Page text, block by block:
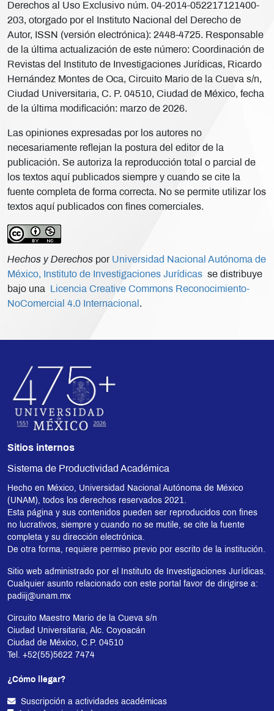
Derechos al Uso Exclusivo núm. 04-2014-052217121400-
203, otorgado por el Instituto Nacional del Derecho de
Autor, ISSN (versión electrónica): 2448-4725. Responsable
de la última actualización de este número: Coordinación de
Revistas del Instituto de Investigaciones Jurídicas, Ricardo
Hernández Montes de Oca, Circuito Mario de la Cueva s/n,
Ciudad Universitaria, C. P. 04510, Ciudad de México, fecha
de la última modificación: marzo de 2026.
Las opiniones expresadas por los autores no
necesariamente reflejan la postura del editor de la
publicación. Se autoriza la reproducción total o parcial de
los textos aquí publicados siempre y cuando se cite la
fuente completa de forma correcta. No se permite utilizar los
textos aquí publicados con fines comerciales.
Hechos y Derechos por Universidad Nacional Autónoma de
México, Instituto de Investigaciones Jurídicas se distribuye
bajo una
Licencia Creative Commons Reconocimiento-
NoComercial 4.0 Internacional .
Sitios internos
Sistema de Productividad Académica
Hecho en México, Universidad Nacional Autónoma de México
(UNAM), todos los derechos reservados 2021.
Esta página y sus contenidos pueden ser reproducidos con fines
no lucrativos, siempre y cuando no se mutile, se cite la fuente
completa y su dirección electrónica.
De otra forma, requiere permiso previo por escrito de la institución.
Sitio web administrado por el Instituto de Investigaciones Jurídicas.
Cualquier asunto relacionado con este portal favor de dirigirse a:
padiij@unam.mx
Circuito Maestro Mario de la Cueva s/n
Ciudad Universitaria, Alc. Coyoacán
Ciudad de México, C.P. 04510
Tel. +52(55)5622 7474
¿Cómo llegar?
Suscripción a actividades académicas